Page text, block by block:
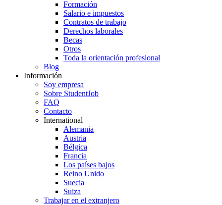
Formación
Salario e impuestos
Contratos de trabajo
Derechos laborales
Becas
Otros
Toda la orientación profesional
Blog
Información
Soy empresa
Sobre StudentJob
FAQ
Contacto
International
Alemania
Austria
Bélgica
Francia
Los países bajos
Reino Unido
Suecia
Suiza
Trabajar en el extranjero